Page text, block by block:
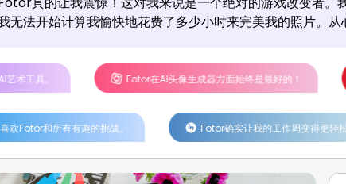
无法开始计算我愉快地花费了多少小时来完美我的照片。从
Fotor在AI头像生成器方面始终是最好的！ 这项技术非常
挑战。 Fotor确实让我的工作周变得更轻松！